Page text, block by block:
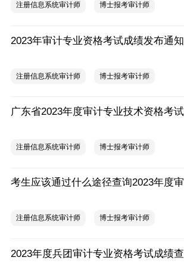
注册信息系统审计师 博士报考审计师
2023年审计专业资格考试成绩发布通知
注册信息系统审计师 博士报考审计师
注册信息系统审计师 博士报考审计师
注册信息系统审计师 博士报考审计师